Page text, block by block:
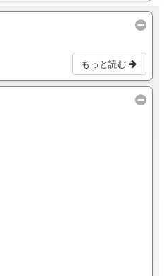
もっと読む